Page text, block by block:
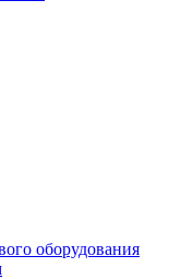
оборудования